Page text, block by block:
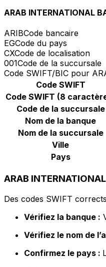
ARAB INTERNATIONAL
ARIBCode bancaire
EGCode du pays
CXCode de localisation
001Code de la succursale
Code SWIFT/BIC pour
Code SWIFT
Code SWIFT (8
Code de la succursale
Nom de la banque
Nom de la succursale
Ville
Pays
ARAB
Des codes SWIFT
Vérifiez la banque :
Vérifiez le nom de
Confirmez le pays :